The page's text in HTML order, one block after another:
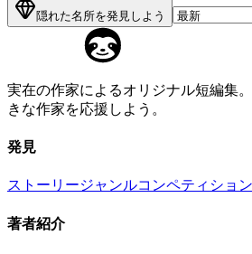
隠れた名所を発見しよう
実在の作家によるオリジナル短編集
きな作家を応援しよう。
発見
ストーリージャンルコンペティション
著者紹介